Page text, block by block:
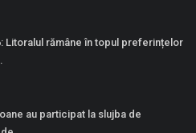
Litoralul rămâne în topul preferințelor
au participat la slujba de